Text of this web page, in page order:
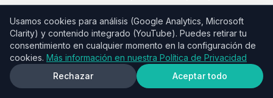
puede sentirse seguro aunque no estés en la
misma habitación.
Los tres desafíos más comunes y cómo
resolverlos
Usamos cookies para análisis (Google Analytics, Microsoft
Clarity) y contenido integrado (YouTube). Puedes retirar tu
consentimiento en cualquier momento en la configuración de
cookies. Más información en nuestra Política de Privacidad
Rechazar
Aceptar todo